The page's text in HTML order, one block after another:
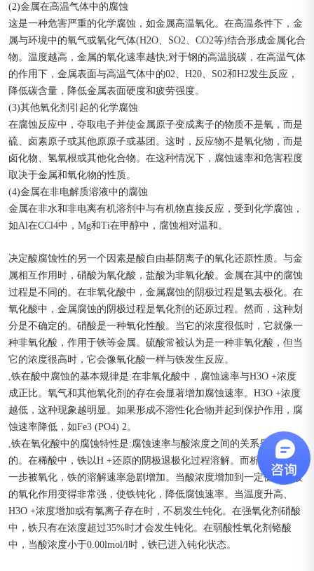
(2)金属在高温气体中的腐蚀
这是一种危害严重的化学腐蚀，如金属高温氧化。在高温条件下，金
属与环境中的氧气或氧化气体(H2O、SO2、CO2等)结合形成金属化合
物。温度越高，金属的氧化速率越快;对于钢的高温脱碳，在高温气体
的作用下，金属表面与高温气体中的02、H20、S02和H2发生反应，
降低碳含量，降低金属表面硬度和疲劳强度。
(3)其他氧化剂引起的化学腐蚀
在腐蚀反应中，夺取电子并使金属原子变成离子的物质不是氧，而是
硫、卤素原子或其他原原子或基团。这时，反应物不是氧化物，而是
卤化物、氢氧根或其他化合物。在这种情况下，腐蚀速率和危害程度
取决于金属和氧化物的性质。
(4)金属在非电解质溶液中的腐蚀
金属在非水和非电离有机溶剂中与有机物直接反应，受到化学腐蚀，
如Al在CCl4中，Mg和Ti在甲醇中，腐蚀相对温和。
决定酸腐蚀性的另一个因素是酸自由基阴离子的氧化还原性质。与金
属相互作用时，硝酸为氧化酸，盐酸为非氧化酸。金属在其中的腐蚀
过程是不同的。在非氧化酸中，金属腐蚀的阴极过程是氢去极化。在
氧化酸中，金属腐蚀的阴极过程是氧化剂的还原过程。然而，这种划
分是不确定的。硝酸是一种氧化性酸。当它的浓度很低时，它就像一
种非氧化酸，作用于铁等金属。硫酸常被认为是一种非氧化酸，但当
它的浓度很高时，它会像氧化酸一样与铁发生反应。
,铁在酸中腐蚀的基本规律是:在非氧化酸中，腐蚀速率与H3O +浓度
成正比。氧气和其他氧化剂的存在会显著增加腐蚀速率。H3O +浓度
越低，这种现象越明显。如果形成不溶性化合物并起到保护作用，腐
蚀速率降低，如Fe3 (PO4) 2。
,铁在氧化酸中的腐蚀特性是:腐蚀速率与酸浓度之间的关系是复杂
的。在稀酸中，铁以H +还原的阴极退极化过程溶解。而析出的氢进
一步被氧化，铁的溶解速率急剧增加。当酸浓度增加到一定值时，酸
的氧化作用变得非常强，使铁钝化，降低腐蚀速率。当温度升高、
H3O +浓度增加或有氯离子存在时，不易发生钝化。在强氧化剂硝酸
中，铁只有在浓度超过35%时才会发生钝化。在弱酸性氧化剂铬酸
中，当酸浓度小于0.00lmol/l时，铁已进入钝化状态。